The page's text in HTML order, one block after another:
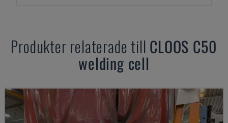
Produkter relaterade till CLOOS C50
welding cell